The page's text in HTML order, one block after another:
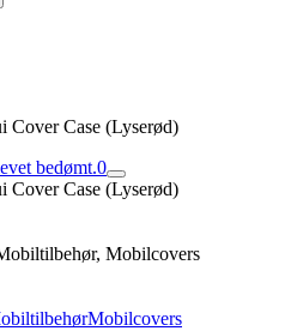
Cover Case (Lyserød)
bedømt.0
Cover Case (Lyserød)
Mobilcovers
Mobilcovers